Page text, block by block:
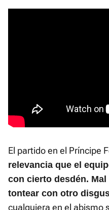
El partido en el Príncipe
relevancia que el
con cierto desdén.
tontear con otro
cualquiera en el abismo